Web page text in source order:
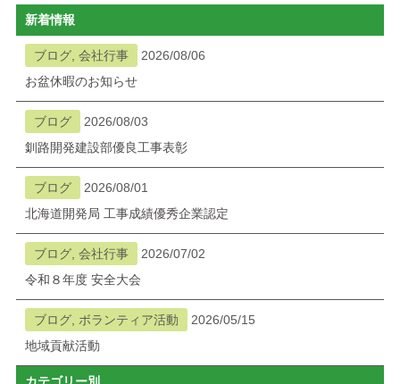
新着情報
ブログ, 会社行事
2026/08/06
お盆休暇のお知らせ
ブログ
2026/08/03
釧路開発建設部優良工事表彰
ブログ
2026/08/01
北海道開発局 工事成績優秀企業認定
ブログ, 会社行事
2026/07/02
令和８年度 安全大会
ブログ, ボランティア活動
2026/05/15
地域貢献活動
カテゴリー別